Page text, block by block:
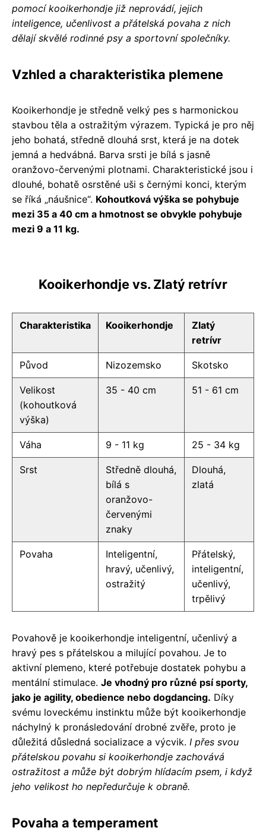
pomocí kooikerhondje již neprovádí, jejich
inteligence, učenlivost a přátelská povaha z nich
dělají skvělé rodinné psy a sportovní společníky.
Vzhled a charakteristika plemene
Kooikerhondje je středně velký pes s harmonickou
stavbou těla a ostražitým výrazem. Typická je pro něj
jeho bohatá, středně dlouhá srst, která je na dotek
jemná a hedvábná. Barva srsti je bílá s jasně
oranžovo-červenými plotnami. Charakteristické jsou i
dlouhé, bohatě osrstěné uši s černými konci, kterým
se říká „náušnice“. Kohoutková výška se pohybuje
mezi 35 a 40 cm a hmotnost se obvykle pohybuje
mezi 9 a 11 kg.
Kooikerhondje vs. Zlatý retrívr
Charakteristika Kooikerhondje
Zlatý
retrívr
Původ Nizozemsko Skotsko
Velikost
(kohoutková
výška)
35 - 40 cm 51 - 61 cm
Váha 9 - 11 kg 25 - 34 kg
Srst
Středně dlouhá,
bílá s
oranžovo-
červenými
znaky
Dlouhá,
zlatá
Povaha
Inteligentní,
hravý, učenlivý,
ostražitý
Přátelský,
inteligentní,
učenlivý,
trpělivý
Povahově je kooikerhondje inteligentní, učenlivý a
hravý pes s přátelskou a milující povahou. Je to
aktivní plemeno, které potřebuje dostatek pohybu a
mentální stimulace. Je vhodný pro různé psí sporty,
jako je agility, obedience nebo dogdancing. Díky
svému loveckému instinktu může být kooikerhondje
náchylný k pronásledování drobné zvěře, proto je
důležitá důsledná socializace a výcvik. I přes svou
přátelskou povahu si kooikerhondje zachovává
ostražitost a může být dobrým hlídacím psem, i když
jeho velikost ho nepředurčuje k obraně.
Povaha a temperament